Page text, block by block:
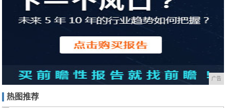
广告
热图推荐